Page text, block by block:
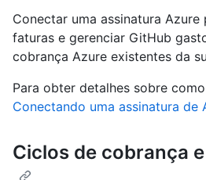
Conectar uma assinatura
faturas e gerenciar GitHub
cobrança Azure existentes da
Para obter detalhes sobre
Conectando uma assinatura de
Ciclos de cobrança